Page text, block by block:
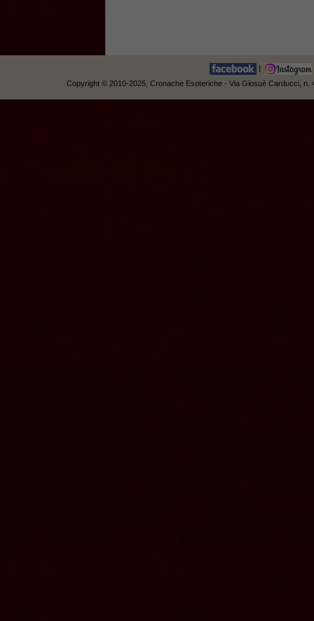
Copyright © 2010-2025, Cronache Esoteriche - Via Giosuè Carducci,